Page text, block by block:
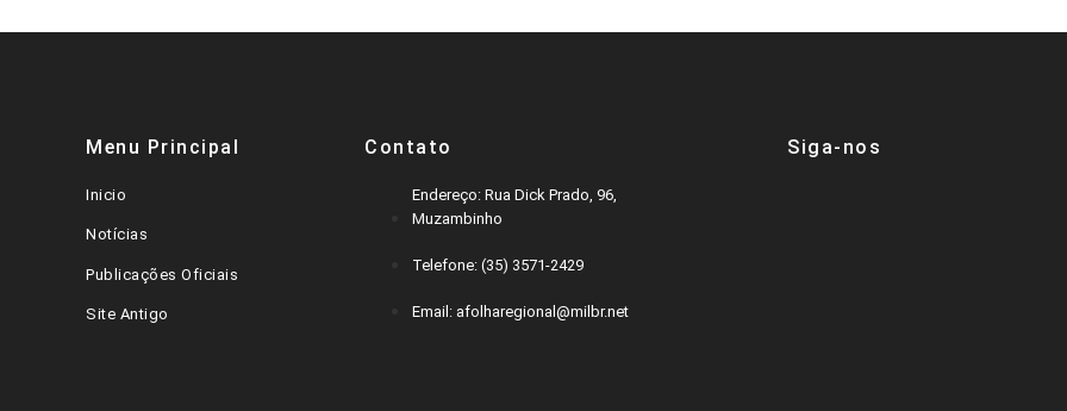
Menu Principal
Inicio
Notícias
Publicações Oficiais
Site Antigo
Contato
Endereço: Rua Dick Prado, 96,
Muzambinho
Telefone: (35) 3571-2429
Email: afolharegional@milbr.net
Siga-nos